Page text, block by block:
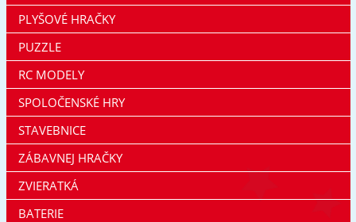
PLYŠOVÉ HRAČKY
PUZZLE
RC MODELY
SPOLOČENSKÉ HRY
STAVEBNICE
ZÁBAVNEJ HRAČKY
ZVIERATKÁ
BATERIE